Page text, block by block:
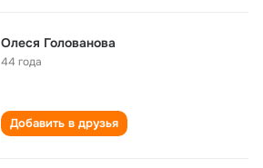
Олеся Голованова
44 года
Добавить в друзья